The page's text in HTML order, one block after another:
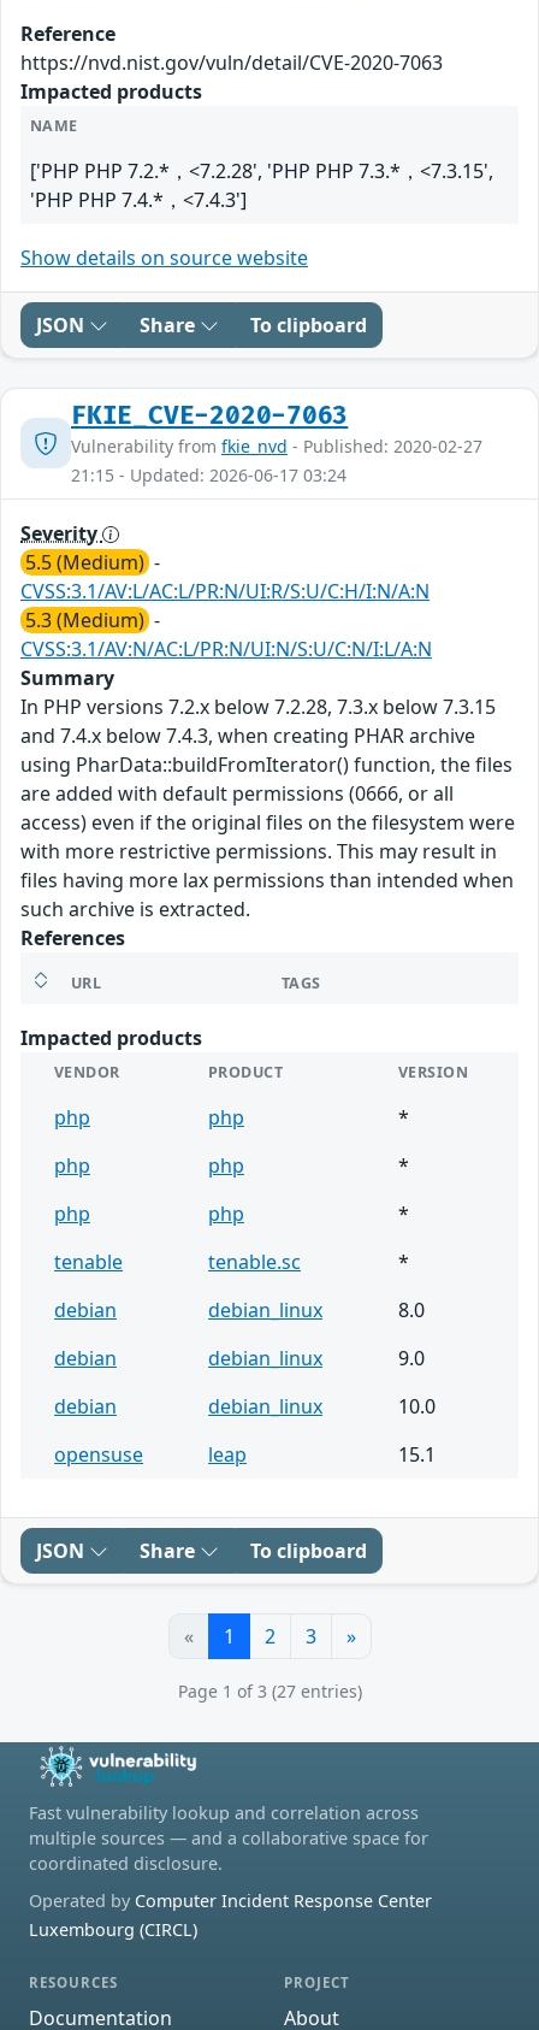
Reference
https://nvd.nist.gov/vuln/detail/CVE-2020-7063
Impacted products
NAME
['PHP PHP 7.2.*，<7.2.28', 'PHP PHP 7.3.*，<7.3.15',
'PHP PHP 7.4.*，<7.4.3']
Show details on source website
JSON Share To clipboard
FKIE_CVE-2020-7063
Vulnerability from fkie_nvd - Published: 2020-02-27
21:15 - Updated: 2026-06-17 03:24
Severity
5.5 (Medium) -
CVSS:3.1/AV:L/AC:L/PR:N/UI:R/S:U/C:H/I:N/A:N
5.3 (Medium) -
CVSS:3.1/AV:N/AC:L/PR:N/UI:N/S:U/C:N/I:L/A:N
Summary
In PHP versions 7.2.x below 7.2.28, 7.3.x below 7.3.15
and 7.4.x below 7.4.3, when creating PHAR archive
using PharData::buildFromIterator() function, the files
are added with default permissions (0666, or all
access) even if the original files on the filesystem were
with more restrictive permissions. This may result in
files having more lax permissions than intended when
such archive is extracted.
References
URL TAGS
Impacted products
VENDOR PRODUCT VERSION
php php
*
php
php
*
php
php
*
tenable
tenable.sc
*
debian
debian_linux
8.0
debian
debian_linux
9.0
debian
debian_linux
10.0
opensuse
leap 15.1
JSON Share To clipboard
« 1 2 3 »
Page 1 of 3 (27 entries)
Fast vulnerability lookup and correlation across
multiple sources — and a collaborative space for
coordinated disclosure.
Operated by Computer Incident Response Center
Luxembourg (CIRCL)
RESOURCES
Documentation
PROJECT
About